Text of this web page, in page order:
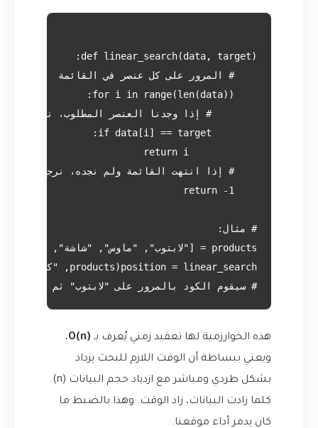
# سيقوم الكود بالمرور على "لابتوب" ثم "ماوس"
هذه الخوارزمية لها تعقيد زمني يُعرف بـ O(n)،
ويعني ببساطة أن الوقت اللازم للبحث يزداد
بشكل طردي ومباشر مع ازدياد حجم البيانات (n).
كلما زادت البيانات، زاد الوقت. وهذا بالضبط ما
كان يدمر أداء موقعنا.